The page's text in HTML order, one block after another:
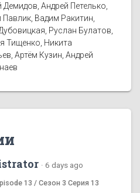
Андрей Петелько,
Вадим Ракитин,
Руслан Булатов,
Тищенко, Никита
Артём Кузин, Андрей
· 6 days ago
13 / Сезон 3 Серия 13